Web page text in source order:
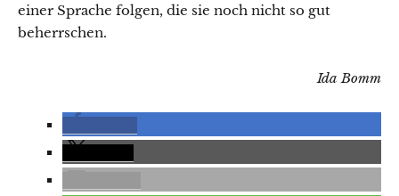
einer Sprache folgen, die sie noch nicht so gut
beherrschen.
Ida Bomm